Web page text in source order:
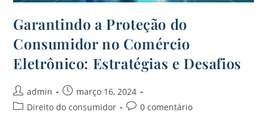
Garantindo a Proteção do
Consumidor no Comércio
Eletrônico: Estratégias e Desafios
admin
março 16, 2024
Direito do consumidor
0 comentário